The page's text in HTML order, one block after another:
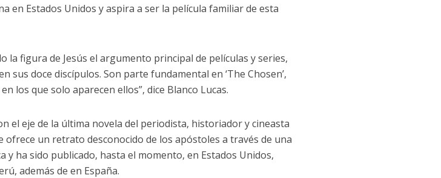
en Estados Unidos y aspira a ser la película familiar de esta
la figura de Jesús el argumento principal de películas y series,
sus doce discípulos. Son parte fundamental en ‘The Chosen’,
los que solo aparecen ellos”, dice Blanco Lucas.
el eje de la última novela del periodista, historiador y cineasta
ofrece un retrato desconocido de los apóstoles a través de una
ha sido publicado, hasta el momento, en Estados Unidos,
además de en España.